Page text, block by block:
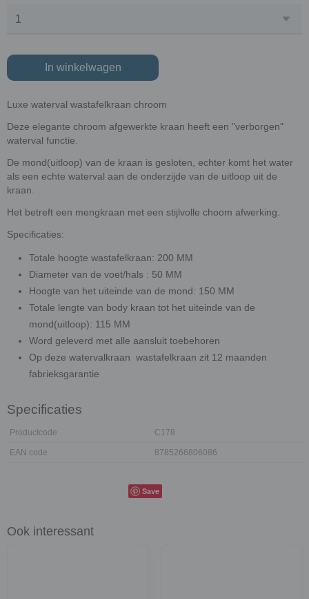
In winkelwagen
Luxe waterval wastafelkraan chroom
Deze elegante chroom afgewerkte kraan heeft een "verborgen"
waterval functie.
De mond(uitloop) van de kraan is gesloten, echter komt het water
als een echte waterval aan de onderzijde van de uitloop uit de
kraan.
Het betreft een mengkraan met een stijlvolle choom afwerking.
Specificaties:
Totale hoogte wastafelkraan: 200 MM
Diameter van de voet/hals : 50 MM
Hoogte van het uiteinde van de mond: 150 MM
Totale lengte van body kraan tot het uiteinde van de
mond(uitloop): 115 MM
Word geleverd met alle aansluit toebehoren
Op deze watervalkraan wastafelkraan zit 12 maanden
fabrieksgarantie
Specificaties
Productcode C178
EAN code 8785266806086
Save
Ook interessant